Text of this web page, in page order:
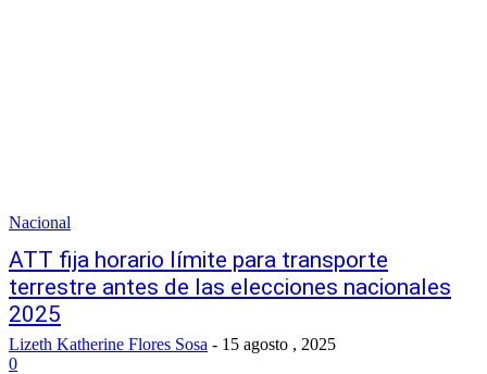
Nacional
ATT fija horario límite para transporte
terrestre antes de las elecciones nacionales
2025
Lizeth Katherine Flores Sosa - 15 agosto , 2025
0